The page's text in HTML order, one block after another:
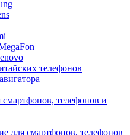
телефонов
телефонов и
для смартфонов, телефонов